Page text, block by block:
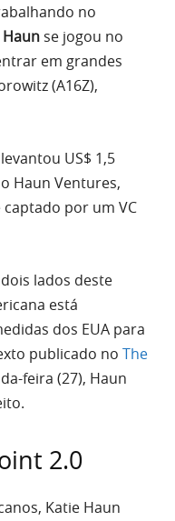
no
se jogou no
em grandes
(A16Z),
US$ 1,5
Haun Ventures,
por um VC
lados deste
está
dos EUA para
publicado no The
feira (27), Haun
2.0
Katie Haun